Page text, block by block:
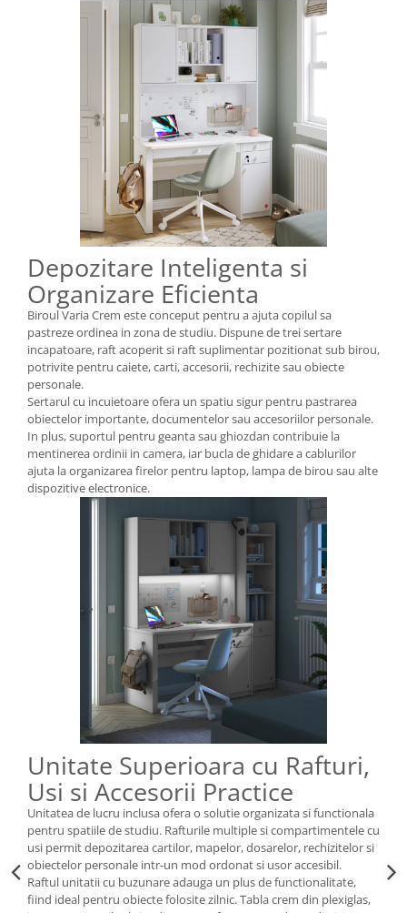
Depozitare Inteligenta si
Organizare Eficienta
Biroul Varia Crem este conceput pentru a ajuta copilul sa
pastreze ordinea in zona de studiu. Dispune de trei sertare
incapatoare, raft acoperit si raft suplimentar pozitionat sub birou,
potrivite pentru caiete, carti, accesorii, rechizite sau obiecte
personale.
Sertarul cu incuietoare ofera un spatiu sigur pentru pastrarea
obiectelor importante, documentelor sau accesoriilor personale.
In plus, suportul pentru geanta sau ghiozdan contribuie la
mentinerea ordinii in camera, iar bucla de ghidare a cablurilor
ajuta la organizarea firelor pentru laptop, lampa de birou sau alte
dispozitive electronice.
Unitate Superioara cu Rafturi,
Usi si Accesorii Practice
Unitatea de lucru inclusa ofera o solutie organizata si functionala
pentru spatiile de studiu. Rafturile multiple si compartimentele cu
usi permit depozitarea cartilor, mapelor, dosarelor, rechizitelor si
obiectelor personale intr-un mod ordonat si usor accesibil.
Raftul unitatii cu buzunare adauga un plus de functionalitate,
fiind ideal pentru obiecte folosite zilnic. Tabla crem din plexiglas,